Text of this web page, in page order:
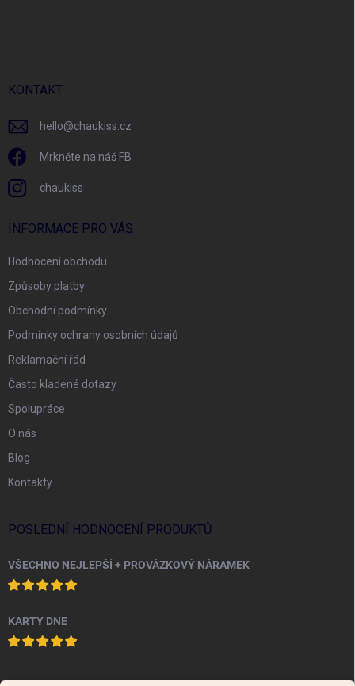
KONTAKT
hello@chaukiss.cz
Mrkněte na náš FB
chaukiss
INFORMACE PRO VÁS
Hodnocení obchodu
Způsoby platby
Obchodní podmínky
Podmínky ochrany osobních údajů
Reklamační řád
Často kladené dotazy
Spolupráce
O nás
Blog
Kontakty
POSLEDNÍ HODNOCENÍ PRODUKTŮ
VŠECHNO NEJLEPŠÍ + PROVÁZKOVÝ NÁRAMEK
KARTY DNE